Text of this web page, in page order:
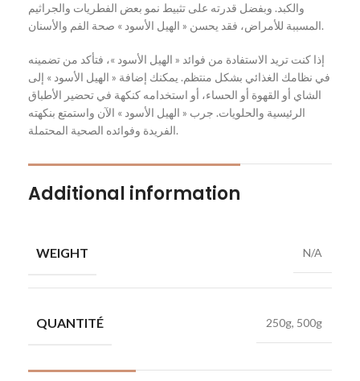
والكبد. وبفضل قدرته على تثبيط نمو بعض الفطريات والجراثيم
المسببة للأمراض، فقد يحسن « الهيل الأسود » صحة الفم والأسنان.
إذا كنت تريد الاستفادة من فوائد « الهيل الأسود »، فتأكد من تضمينه
في نظامك الغذائي بشكل منتظم. يمكنك إضافة « الهيل الأسود » إلى
الشاي أو القهوة أو الحساء، أو استخدامه كنكهة في تحضير الأطباق
الرئيسية والحلويات. جرب « الهيل الأسود » الآن واستمتع بنكهته
الفريدة وفوائده الصحية المحتملة.
Additional information
WEIGHT N/A
QUANTITÉ 250g, 500g